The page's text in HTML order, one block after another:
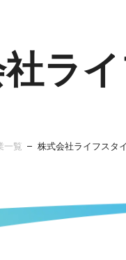
ラ
覧 株式会社ライフスタ